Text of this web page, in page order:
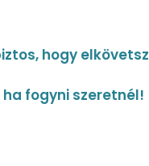
hogy elkövetsz
ha fogyni szeretnél!